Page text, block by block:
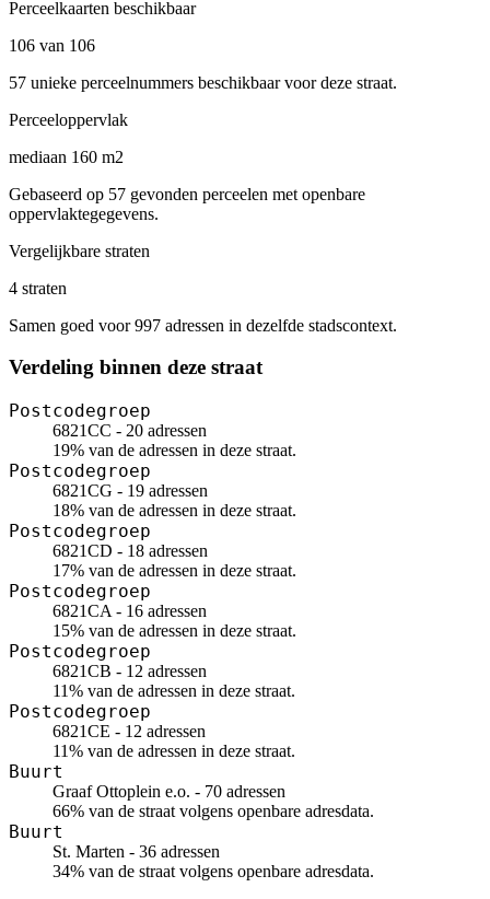
Perceelkaarten beschikbaar
106 van 106
57 unieke perceelnummers beschikbaar voor deze straat.
Perceeloppervlak
mediaan 160 m2
Gebaseerd op 57 gevonden perceelen met openbare
oppervlaktegegevens.
Vergelijkbare straten
4 straten
Samen goed voor 997 adressen in dezelfde stadscontext.
Verdeling binnen deze straat
Postcodegroep
6821CC - 20 adressen
19% van de adressen in deze straat.
Postcodegroep
6821CG - 19 adressen
18% van de adressen in deze straat.
Postcodegroep
6821CD - 18 adressen
17% van de adressen in deze straat.
Postcodegroep
6821CA - 16 adressen
15% van de adressen in deze straat.
Postcodegroep
6821CB - 12 adressen
11% van de adressen in deze straat.
Postcodegroep
6821CE - 12 adressen
11% van de adressen in deze straat.
Buurt
Graaf Ottoplein e.o. - 70 adressen
66% van de straat volgens openbare adresdata.
Buurt
St. Marten - 36 adressen
34% van de straat volgens openbare adresdata.